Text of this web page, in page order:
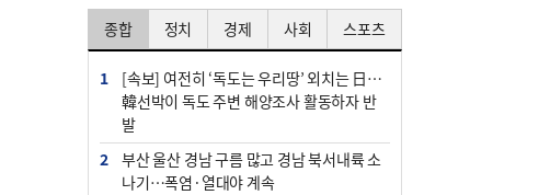
종합 정치 경제 사회 스포츠
1
[속보] 여전히 ‘독도는 우리땅’ 외치는 日…
韓선박이 독도 주변 해양조사 활동하자 반
발
2
부산 울산 경남 구름 많고 경남 북서내륙 소
나기…폭염·열대야 계속